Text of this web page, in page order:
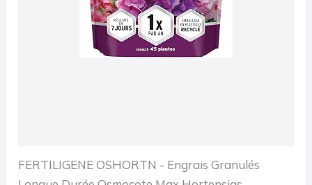
FERTILIGENE OSHORTN - Engrais Granulés